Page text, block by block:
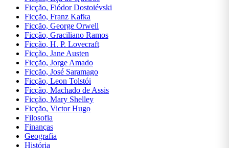
Ficção, Fiódor Dostoiévski
Ficção, Franz Kafka
Ficção, George Orwell
Ficção, Graciliano Ramos
Ficção, H. P. Lovecraft
Ficção, Jane Austen
Ficção, Jorge Amado
Ficção, José Saramago
Ficção, Leon Tolstói
Ficção, Machado de Assis
Ficção, Mary Shelley
Ficção, Victor Hugo
Filosofia
Finanças
Geografia
História
Carnegie
Biografias
Ciências
Biológicas
e Naturais
Ciências
Exatas
Ciências
Exatas,
Stephen